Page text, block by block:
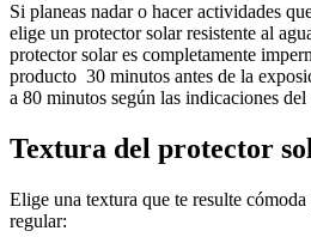
Si planeas nadar o hacer actividades
elige un protector solar resistente al
protector solar es completamente
producto 30 minutos antes de la
a 80 minutos según las indicaciones
Textura del protector
Elige una textura que te resulte
regular: